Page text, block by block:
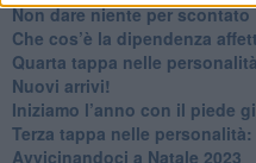
Non dare niente per scontato
Che cos’è la dipendenza
Quarta tappa nelle
​Nuovi arrivi!
​Iniziamo l’anno con il piede
​Terza tappa nelle
​Avvicinandoci a Natale 2023